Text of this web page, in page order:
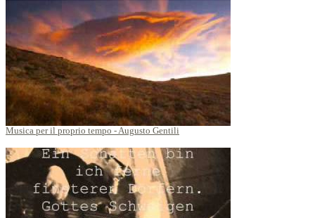
Musica per il proprio tempo - Augusto Gentili